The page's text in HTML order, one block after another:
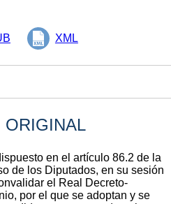
XML
ORIGINAL
en el artículo 86.2 de la
de los Diputados, en su sesión
el Real Decreto-
por el que se adoptan y se